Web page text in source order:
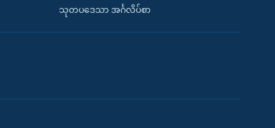
သုတပဒေသာ အင်္ဂလိပ်စာ